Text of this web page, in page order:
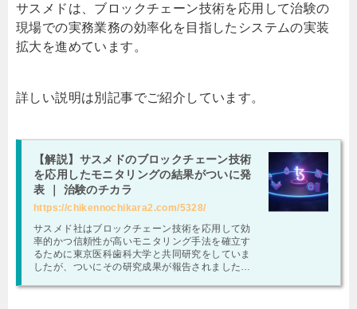
サスメドは、ブロックチェーン技術を応用して治験の
現場での実務業務の効率化を目指したシステムの実装
拡大を進めています。
詳しい説明は別記事でご紹介しています。
【解説】サスメドのブロックチェーン技術
を応用したモニタリングの結果がついに発
表 ｜ 治験のチカラ
https://chikennochikara2.com/5328/
サスメド社はブロックチェーン技術を応用して効
率的かつ信頼性が高いモニタリング手法を確立す
るために東京医科歯科大学と共同研究をしていま
したが、ついにその研究成果が報告されました。